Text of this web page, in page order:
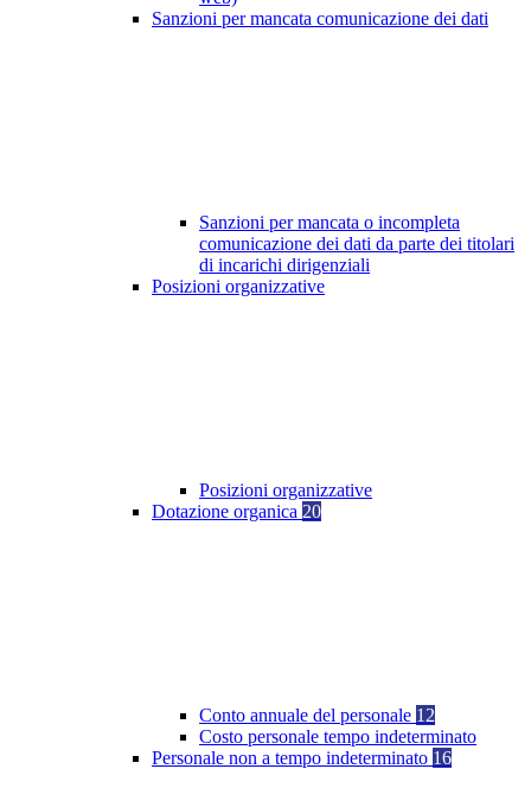
Sanzioni per mancata comunicazione dei dati
Sanzioni per mancata o incompleta
comunicazione dei dati da parte dei titolari
di incarichi dirigenziali
Posizioni organizzative
Posizioni organizzative
Dotazione organica 20
Conto annuale del personale 12
Costo personale tempo indeterminato
Personale non a tempo indeterminato 16